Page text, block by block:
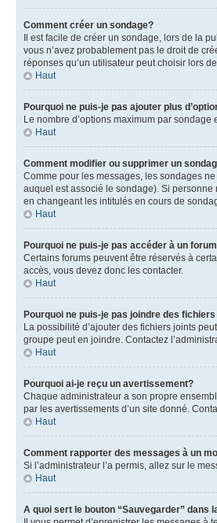
Comment créer un sondage?
Il est facile de créer un sondage, lors de la
vous n’avez probablement pas le droit de
réponses qu’un utilisateur peut choisir lors
Haut
Pourquoi ne puis-je pas ajouter plus
Le nombre d’options maximum par sondage
Haut
Comment modifier ou supprimer un
Comme pour les messages, les sondages
auquel est associé le sondage). Si personne
en changeant les intitulés en cours de
Haut
Pourquoi ne puis-je pas accéder à un
Certains forums peuvent être réservés à
accès, vous devez donc les contacter.
Haut
Pourquoi ne puis-je pas joindre des
La possibilité d’ajouter des fichiers joints
groupe peut en joindre. Contactez
Haut
Pourquoi ai-je reçu un avertissement?
Chaque administrateur a son propre
par les avertissements d’un site donné.
Haut
Comment rapporter des messages à un
Si l’administrateur l’a permis, allez sur le
Haut
A quoi sert le bouton “Sauvegarder” dans